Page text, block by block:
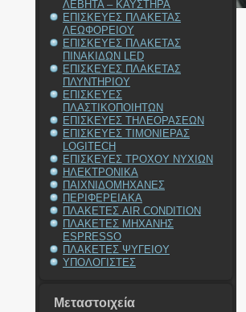
ΛΕΒΗΤΑ – ΚΑΥΣΤΗΡΑ
ΕΠΙΣΚΕΥΕΣ ΠΛΑΚΕΤΑΣ
ΛΕΩΦΟΡΕΙΟΥ
ΕΠΙΣΚΕΥΕΣ ΠΛΑΚΕΤΑΣ
ΠΙΝΑΚΙΔΩΝ LED
ΕΠΙΣΚΕΥΕΣ ΠΛΑΚΕΤΑΣ
ΠΛΥΝΤΗΡΙΟΥ
ΕΠΙΣΚΕΥΕΣ
ΠΛΑΣΤΙΚΟΠΟΙΗΤΩΝ
ΕΠΙΣΚΕΥΕΣ ΤΗΛΕΟΡΑΣΕΩΝ
ΕΠΙΣΚΕΥΕΣ ΤΙΜΟΝΙΕΡΑΣ
LOGITECH
ΕΠΙΣΚΕΥΕΣ ΤΡΟΧΟΥ ΝΥΧΙΩΝ
ΗΛΕΚΤΡΟΝΙΚΑ
ΠΑΙΧΝΙΔΟΜΗΧΑΝΕΣ
ΠΕΡΙΦΕΡΕΙΑΚΑ
ΠΛΑΚΕΤΕΣ AIR CONDITION
ΠΛΑΚΕΤΕΣ ΜΗΧΑΝΗΣ
ESPRESSO
ΠΛΑΚΕΤΕΣ ΨΥΓΕΙΟΥ
ΥΠΟΛΟΓΙΣΤΕΣ
Μεταστοιχεία